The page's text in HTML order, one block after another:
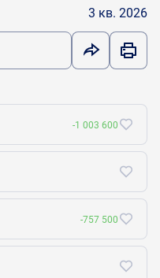
3 кв. 2026
-1 003 600
-757 500